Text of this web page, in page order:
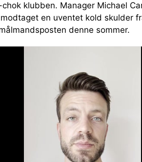
klubben. Manager Michael
en uventet kold skulder
denne sommer.